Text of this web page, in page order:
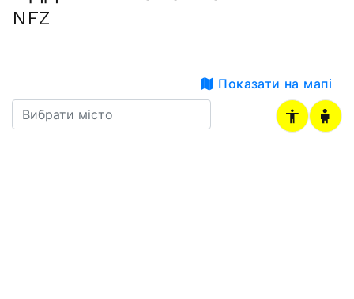
NFZ
Показати на мапі